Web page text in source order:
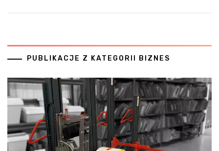
PUBLIKACJE Z KATEGORII BIZNES